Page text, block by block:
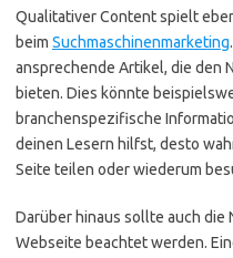
Qualitativer Content spielt
beim Suchmaschinenmarketing
ansprechende Artikel, die den
bieten. Dies könnte
branchenspezifische
deinen Lesern hilfst, desto
Seite teilen oder wiederum
Darüber hinaus sollte auch
Webseite beachtet werden.